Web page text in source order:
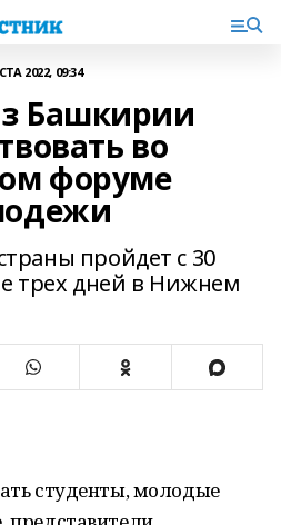
2022, 09:34
Башкирии
во
форуме
пройдет с 30
трех дней в Нижнем
студенты, молодые